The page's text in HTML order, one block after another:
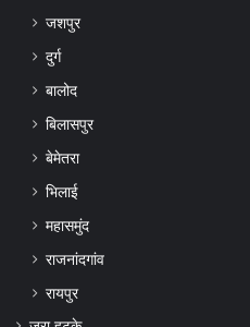
जशपुर
दुर्ग
बालोद
बिलासपुर
बेमेतरा
भिलाई
महासमुंद
राजनांदगांव
रायपुर